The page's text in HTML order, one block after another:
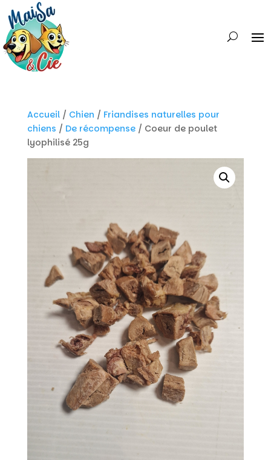
Accueil/ Chien / Friandises naturelles pour
chiens / De récompense/ Coeur de poulet
lyophilisé 25g